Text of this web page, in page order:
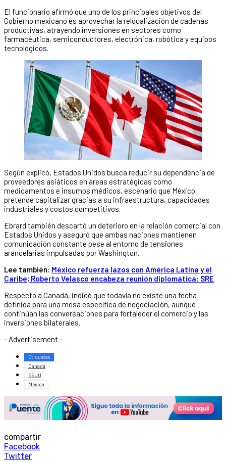
El funcionario afirmó que uno de los principales objetivos del
Gobierno mexicano es aprovechar la relocalización de cadenas
productivas, atrayendo inversiones en sectores como
farmacéutica, semiconductores, electrónica, robótica y equipos
tecnológicos.
Según explicó, Estados Unidos busca reducir su dependencia de
proveedores asiáticos en áreas estratégicas como
medicamentos e insumos médicos, escenario que México
pretende capitalizar gracias a su infraestructura, capacidades
industriales y costos competitivos.
Ebrard también descartó un deterioro en la relación comercial con
Estados Unidos y aseguró que ambas naciones mantienen
comunicación constante pese al entorno de tensiones
arancelarias impulsadas por Washington.
Lee también: México refuerza lazos con América Latina y el
Caribe; Roberto Velasco encabeza reunión diplomática: SRE
Respecto a Canadá, indicó que todavía no existe una fecha
definida para una mesa específica de negociación, aunque
continúan las conversaciones para fortalecer el comercio y las
inversiones bilaterales.
- Advertisement -
Etiquetas
Canadá
EEUU
México
compartir
Facebook
Twitter